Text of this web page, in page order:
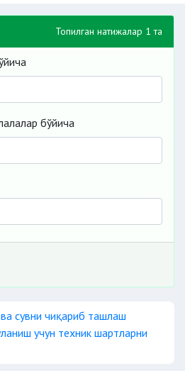
Топилган натижалар 1 та
бўйича
сувни чиқариб ташлаш
учун техник шартларни